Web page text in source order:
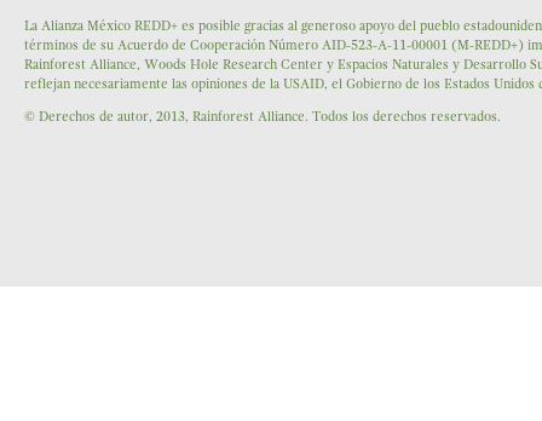
La Alianza México REDD+ es posible gracias al generoso apoyo del pueblo
términos de su Acuerdo de Cooperación Número AID-523-A-11-00001 (M-REDD+)
Rainforest Alliance, Woods Hole Research Center y Espacios Naturales y Desarrollo
reflejan necesariamente las opiniones de la USAID, el Gobierno de los Estados Unidos
© Derechos de autor, 2013, Rainforest Alliance. Todos los derechos reservados.